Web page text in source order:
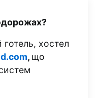
хостел
, що